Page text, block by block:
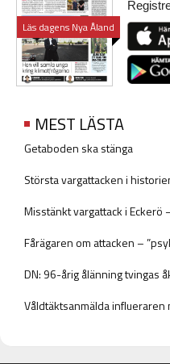
Läs dagens Nya Åland
MEST LÄSTA
Getaboden ska stänga
Största vargattacken i
Misstänkt vargattack i Eckerö
Fårägaren om attacken –
DN: 96-årig ålänning tvingas
Våldtäktsanmälda influeraren